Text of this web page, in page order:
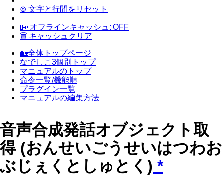
⊚ 文字と行間をリセット
📴 オフラインキャッシュ: OFF
🗑 キャッシュクリア
🏡全体トップページ
なでしこ3個別トップ
マニュアルのトップ
命令一覧/機能順
プラグイン一覧
マニュアルの編集方法
音声合成発話オブジェクト取
得 (おんせいごうせいはつわお
ぶじぇくとしゅとく) *